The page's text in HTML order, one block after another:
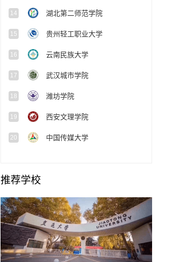
14 湖北第二师范学院
15 贵州轻工职业大学
16 云南民族大学
17 武汉城市学院
18 潍坊学院
19 西安文理学院
20 中国传媒大学
推荐学校